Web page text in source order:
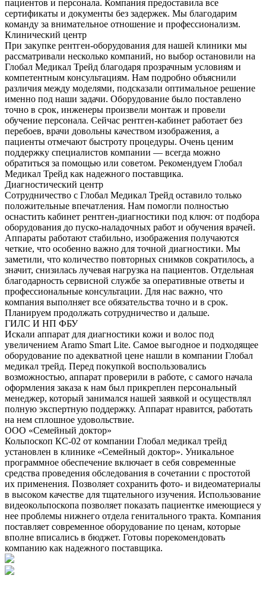
пациентов и персонала. Компания предоставила все
сертификаты и документы без задержек. Мы благодарим
команду за внимательное отношение и профессионализм.
Клинический центр
При закупке рентген-оборудования для нашей клиники мы
рассматривали несколько компаний, но выбор остановили на
Глобал Медикал Трейд благодаря прозрачным условиям и
компетентным консультациям. Нам подробно объяснили
различия между моделями, подсказали оптимальное решение
именно под наши задачи. Оборудование было поставлено
точно в срок, инженеры произвели монтаж и провели
обучение персонала. Сейчас рентген-кабинет работает без
перебоев, врачи довольны качеством изображения, а
пациенты отмечают быстроту процедуры. Очень ценим
поддержку специалистов компании — всегда можно
обратиться за помощью или советом. Рекомендуем Глобал
Медикал Трейд как надежного поставщика.
Диагностический центр
Сотрудничество с Глобал Медикал Трейд оставило только
положительные впечатления. Нам помогли полностью
оснастить кабинет рентген-диагностики под ключ: от подбора
оборудования до пуско-наладочных работ и обучения врачей.
Аппараты работают стабильно, изображения получаются
четкие, что особенно важно для точной диагностики. Мы
заметили, что количество повторных снимков сократилось, а
значит, снизилась лучевая нагрузка на пациентов. Отдельная
благодарность сервисной службе за оперативные ответы и
профессиональные консультации. Для нас важно, что
компания выполняет все обязательства точно и в срок.
Планируем продолжать сотрудничество и дальше.
ГИЛС И НП ФБУ
Искали аппарат для диагностики кожи и волос под
увеличением Aramo Smart Lite. Самое выгодное и подходящее
оборудование по адекватной цене нашли в компании Глобал
медикал трейд. Перед покупкой воспользовались
возможностью, аппарат проверили в работе, с самого начала
оформления заказа к нам был прикреплен персональный
менеджер, который занимался нашей заявкой и осуществлял
полную экспертную поддержку. Аппарат нравится, работать
на нем сплошное удовольствие.
ООО «Семейный доктор»
Кольпоскоп КС-02 от компании Глобал медикал трейд
установлен в клинике «Семейный доктор». Уникальное
программное обеспечение включает в себя современные
средства проведения обследования в сочетании с простотой
их применения. Позволяет сохранить фото- и видеоматериалы
в высоком качестве для тщательного изучения. Использование
видеокольпоскопа позволяет показать пациентке имеющиеся у
нее проблемы нижнего отдела генитального тракта. Компания
поставляет современное оборудование по ценам, которые
вполне вписались в бюджет. Готовы порекомендовать
компанию как надежного поставщика.